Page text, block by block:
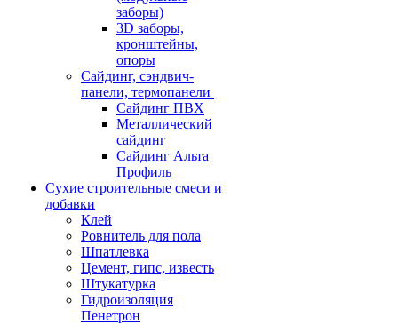
заборы)
3D заборы,
кронштейны,
опоры
Cайдинг, сэндвич-
панели, термопанели
Сайдинг ПВХ
Металлический
сайдинг
Сайдинг Альта
Профиль
Сухие строительные смеси и
добавки
Клей
Ровнитель для пола
Шпатлевка
Цемент, гипс, известь
Штукатурка
Гидроизоляция
Пенетрон